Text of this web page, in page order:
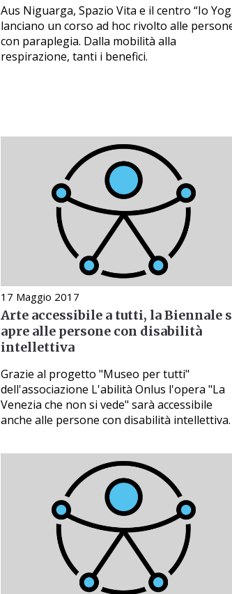
Aus Niguarga, Spazio Vita e il centro “Io
lanciano un corso ad hoc rivolto alle
con paraplegia. Dalla mobilità alla
respirazione, tanti i benefici.
17 Maggio 2017
Arte accessibile a tutti, la Biennale
apre alle persone con disabilità
intellettiva
Grazie al progetto "Museo per tutti"
dell'associazione L'abilità Onlus l'opera "La
Venezia che non si vede" sarà accessibile
anche alle persone con disabilità intellettiva.